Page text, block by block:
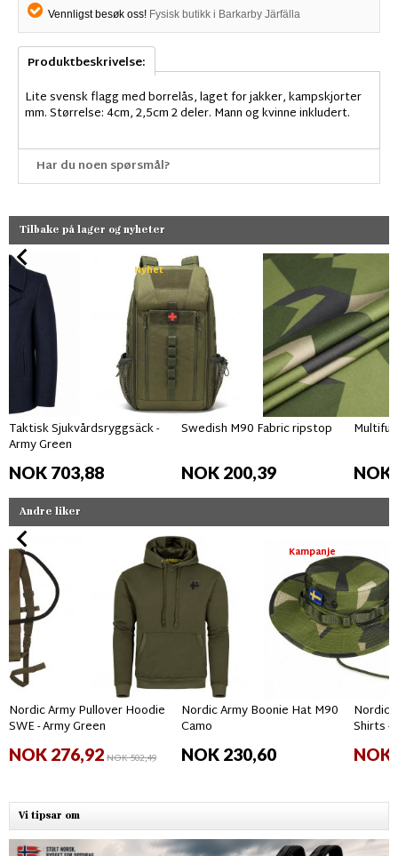
Vennligst besøk oss! Fysisk butikk i Barkarby Järfälla
Produktbeskrivelse:
Lite svensk flagg med borrelås, laget for jakker, kampskjorter
mm. Størrelse: 4cm, 2,5cm 2 deler. Mann og kvinne inkludert.
Har du noen spørsmål?
Tilbake på lager og nyheter
Nyhet
Taktisk Sjukvårdsryggsäck -
Army Green
NOK 703,88
Swedish M90 Fabric ripstop
NOK 200,39 NOK
Andre liker
Nordic Army Pullover Hoodie
SWE - Army Green
NOK 276,92NOK 502,49
Kampanje
Nordic Army Boonie Hat M90
Camo
NOK 230,60
Nordic
Shirts -
NOK
Vi tipsar om